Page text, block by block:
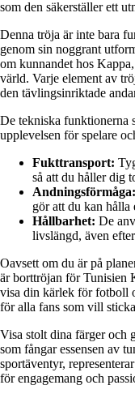
som den säkerställer ett
Denna tröja är inte bara
genom sin noggrant
om kunnandet hos
värld. Varje element av
den tävlingsinriktade
De tekniska funktionerna
upplevelsen för spelare
Fukttransport:
så att du håller dig
Andningsförmåga:
gör att du kan hålla
Hållbarhet: De
livslängd, även
Oavsett om du är på
är borttröjan för Tunisien
visa din kärlek för fotboll
för alla fans som vill
Visa stolt dina färger och
som fångar essensen av
sportäventyr,
för engagemang och